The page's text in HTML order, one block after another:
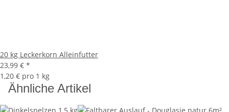
20 kg Leckerkorn Alleinfutter
23,99 € *
1,20 € pro 1 kg
Ähnliche Artikel